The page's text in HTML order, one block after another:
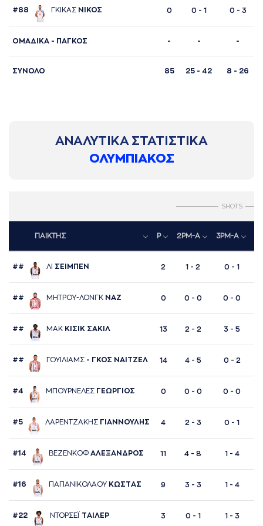
#88 ΓΚΙΚAΣ ΝΙΚΟΣ 0 0 - 1 0 - 3
ΟΜΑΔΙΚΑ - ΠΑΓΚΟΣ - - -
ΣΥΝΟΛΟ 85 25 - 42 8 - 26
ΑΝΑΛΥΤΙΚΑ ΣΤΑΤΙΣΤΙΚΑ
ΟΛΥΜΠΙΑΚΟΣ
SHOTS
ΠΑΙΚΤΗΣ P 2PM-A 3PM-A
## ΛΙ ΣΕΙΜΠΕΝ 2 1 - 2 0 - 1
## ΜΗΤΡΟΥ-ΛΟΝΓΚ ΝAΖ 0 0 - 0 0 - 0
## ΜAΚ ΚΙΣΙΚ ΣAΚΙΛ 13 2 - 2 3 - 5
## ΓΟΥΙΛΙAΜΣ - ΓΚΟΣ ΝAΙΤΖΕΛ 14 4 - 5 0 - 2
#4 ΜΠΟΥΡΝΕΛΕΣ ΓΕΩΡΓΙΟΣ 0 0 - 0 0 - 0
#5 ΛAΡΕΝΤΖAΚΗΣ ΓΙAΝΝΟΥΛΗΣ 4 2 - 3 0 - 1
#14 ΒΕΖΕΝΚΟΦ AΛΕΞAΝΔΡΟΣ 11 4 - 8 1 - 4
#16 ΠAΠAΝΙΚΟΛAΟΥ ΚΩΣΤAΣ 9 3 - 3 1 - 4
#22 ΝΤΟΡΣΕΪ ΤAΙΛΕΡ 3 0 - 1 1 - 3